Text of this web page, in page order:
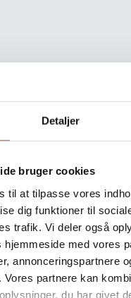
Detaljer
bruger cookies
til at tilpasse vores
dig funktioner til
trafik. Vi deler også
hjemmeside med vores
annonceringspartnere
Vores partnere kan
du har givet